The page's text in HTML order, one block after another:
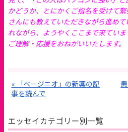
かどうか、とにかくご指名を受けて
さんにも教えていただきながら進め
れながら、ようやくここまで来てい
ご理解・応援をおねがいいたします。
« 「ベージニオ」の新薬の記
事を読んで
エッセイカテゴリー別一覧